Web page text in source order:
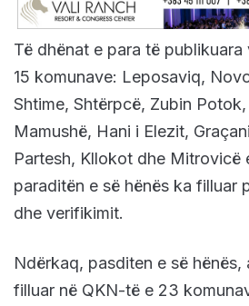
Të dhënat e para të
15 komunave: Leposaviq,
Shtime, Shtërpcë, Zubin
Mamushë, Hani i Elezit,
Partesh, Kllokot dhe Mitrovicë
paraditën e së hënës ka filluar
dhe verifikimit.
Ndërkaq, pasditen e së
filluar në QKN-të e 23